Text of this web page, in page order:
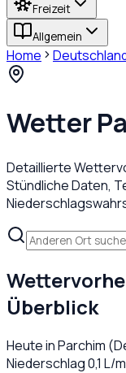
Freizeit
Allgemein
Home
Wetter
Detaillierte
Stündliche Daten,
Überblick
Heute inParchim (
Niederschlag0,1 L/